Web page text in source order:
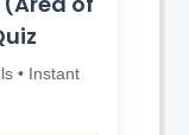
• Instant